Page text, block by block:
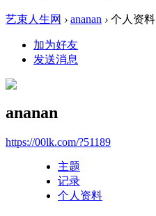
艺束人生网 › ananan › 个人资料
加为好友
发送消息
ananan
https://00lk.com/?51189
主题
记录
个人资料